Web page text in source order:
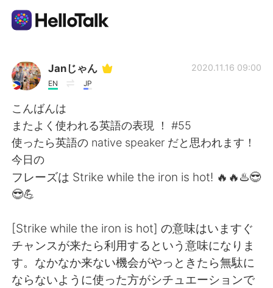
Language Exchange App
AI Grammar Checker
English
简体中文 繁體中文
Français Deutsch
日本語 한국어
Janじゃん
EN JP
2020.11.16 09:00
こんばんは
またよく使われる英語の表現 ！ #55
使ったら英語の native speaker だと思われます！
今日の
フレーズは Strike while the iron is hot! 🔥🔥♨️😎
😎💪
[Strike while the iron is hot] の意味はいますぐ
チャンスが来たら利用するという意味になりま
す。なかなか来ない機会がやっときたら無駄に
ならないように使った方がシチュエーションで